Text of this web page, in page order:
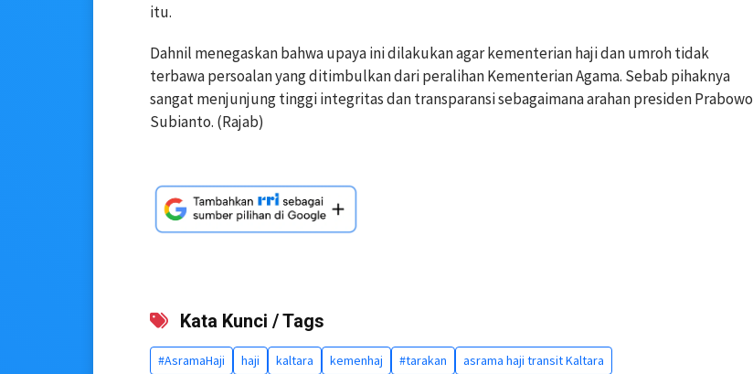
itu.
Dahnil menegaskan bahwa upaya ini dilakukan agar kementerian haji dan umroh tidak
terbawa persoalan yang ditimbulkan dari peralihan Kementerian Agama. Sebab pihaknya
sangat menjunjung tinggi integritas dan transparansi sebagaimana arahan presiden Prabowo
Subianto. (Rajab)
Kata Kunci / Tags
#AsramaHaji haji kaltara kemenhaj #tarakan asrama haji transit Kaltara